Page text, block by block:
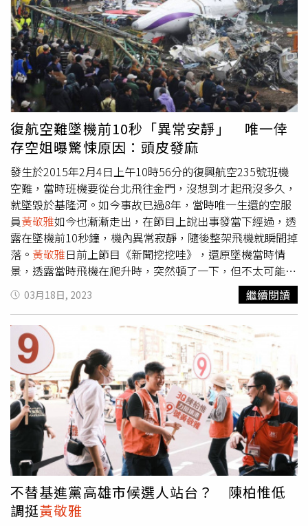
隆河裡，雖然從電視上看，飛機感覺過了一段時間才墜毀，
但對她來說僅1、2秒，當下整個人有種要被撕裂的感覺，回
想起這段經歷，仍讓她頭皮發麻。黃敬雅過去曾提到，意外
發生後，自己的身心理都承受極大創傷，雖然表面看起來沒
有異狀，但其實體內肋骨斷了2根、腎破了還血腫、肺部也
出現凹陷，後來就算離開加護病房，都還在練習走路和呼
吸，而且因為肺泡塌陷，就連呼吸都會覺得痛，最令她感到
最悲傷的就是「珍珠奶茶一口都吸不了。」 當時唯一生還
的空服員黃敬雅。（圖／翻攝新聞挖挖哇YouTube）
復航空難墜機前10秒「異常安靜」 唯一倖
存空姐曝驚悚原因：頭皮發麻
發生於2015年2月4日上午10時56分的復興航空235號班機
空難，當時班機要從台北飛往金門，沒想到才起飛沒多久，
就墜毀於基隆河。如今事故已過8年，當時唯一生還的空服
員黃敬雅如今也漸漸走出，在節目上說出事發當下經過，透
露在墜機前10秒鐘，機內異常寂靜，隨後整架飛機就瞬間掉
落。 黃敬雅日前上節目《新聞挖挖哇》，還原墜機當時情
景，透露當時飛機在爬升時，突然頓了一下，但不太可能是
氣流或天氣因素，她內心就感覺到有點不對勁，想法都還在
腦海裡盤旋時，機艙卻突然一片寂靜，飛機內已經沒有了螺
旋槳的聲音。黃敬雅表示，螺旋槳轉動聲消失後，完全沒有
接到來自前艙的指示，連機上乘客也對於機艙安靜這種情況
有些猜疑時，大約5至10秒的時間，整架飛機就墜落到基隆
河裡，過程僅1、2秒，當下她整個人有種身體要被撕裂的感
覺，回想起這段經歷，仍讓她頭皮發麻。當時唯一生還的空
服員黃敬雅。（圖／翻攝新聞挖挖哇Youtube）2015年2月4
日上午10時許，復興航空235號航班從臺北松山機場出發，
原定要前往金門尚義機場，起飛不久後右引擎順槳故障，又
因人為操作失誤，導致飛機失去動力墜落於基隆河南港段，
造成43人身亡，基隆河頓時成為人間煉獄，無數家庭也因此
破碎。
03月18日, 2023 繼續閱讀
不替基進黨高雄市候選人站台？ 陳柏惟低
調挺黃敬雅